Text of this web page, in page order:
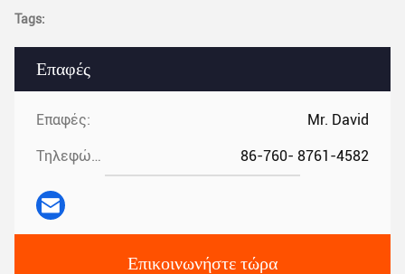
Επαφές
Επαφές: Mr. David
Τηλεφώνημα: 86-760- 8761-4582
Επικοινωνήστε τώρα
Tags: